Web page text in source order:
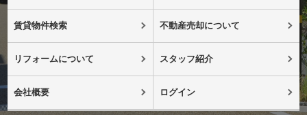
賃貸物件検索 不動産売却について
リフォームについて スタッフ紹介
会社概要 ログイン